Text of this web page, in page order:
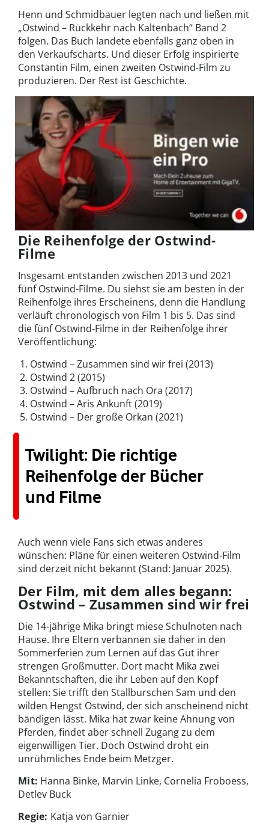
Henn und Schmidbauer legten nach und ließen mit
„Ostwind – Rückkehr nach Kaltenbach“ Band 2
folgen. Das Buch landete ebenfalls ganz oben in
den Verkaufscharts. Und dieser Erfolg inspirierte
Constantin Film, einen zweiten Ostwind-Film zu
produzieren. Der Rest ist Geschichte.
Die Reihenfolge der Ostwind-
Filme
Insgesamt entstanden zwischen 2013 und 2021
fünf Ostwind-Filme. Du siehst sie am besten in der
Reihenfolge ihres Erscheinens, denn die Handlung
verläuft chronologisch von Film 1 bis 5. Das sind
die fünf Ostwind-Filme in der Reihenfolge ihrer
Veröffentlichung:
Ostwind – Zusammen sind wir frei (2013)
Ostwind 2 (2015)
Ostwind – Aufbruch nach Ora (2017)
Ostwind – Aris Ankunft (2019)
Ostwind – Der große Orkan (2021)
Twilight: Die richtige
Reihenfolge der Bücher
und Filme
Auch wenn viele Fans sich etwas anderes
wünschen: Pläne für einen weiteren Ostwind-Film
sind derzeit nicht bekannt (Stand: Januar 2025).
Der Film, mit dem alles begann:
Ostwind – Zusammen sind wir frei
Die 14-jährige Mika bringt miese Schulnoten nach
Hause. Ihre Eltern verbannen sie daher in den
Sommerferien zum Lernen auf das Gut ihrer
strengen Großmutter. Dort macht Mika zwei
Bekanntschaften, die ihr Leben auf den Kopf
stellen: Sie trifft den Stallburschen Sam und den
wilden Hengst Ostwind, der sich anscheinend nicht
bändigen lässt. Mika hat zwar keine Ahnung von
Pferden, findet aber schnell Zugang zu dem
eigenwilligen Tier. Doch Ostwind droht ein
unrühmliches Ende beim Metzger.
Mit: Hanna Binke, Marvin Linke, Cornelia Froboess,
Detlev Buck
Regie: Katja von Garnier